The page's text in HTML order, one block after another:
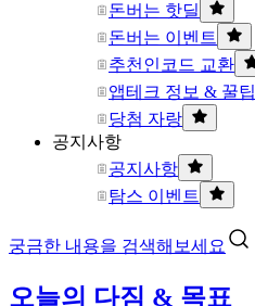
돈버는 핫딜
돈버는 이벤트
추천인코드 교환
앱테크 정보 & 꿀팁
당첨 자랑
공지사항
공지사항
탐스 이벤트
궁금한 내용을 검색해보세요
오늘의 다짐 & 목표